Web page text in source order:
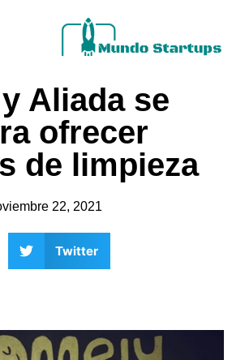
Aliada se
ofrecer
de limpieza
22, 2021
Twitter